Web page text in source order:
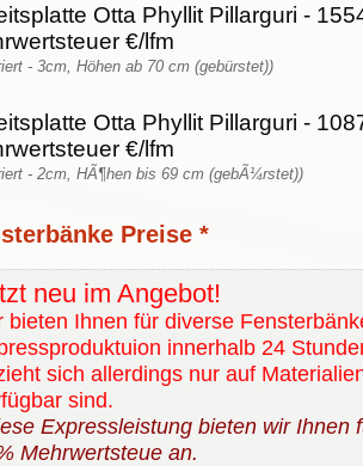
Otta Phyllit Pillarguri -
€/lfm
- 3cm, Höhen ab 70 cm (gebürstet))
Otta Phyllit Pillarguri -
€/lfm
- 2cm, HÃ¶hen bis 69 cm (gebÃ¼rstet))
Preise *
neu im Angebot!
bieten Ihnen für diverse
innerhalb 24
sich allerdings nur auf
sind.
Expressleistung bieten wir Ihnen
Mehrwertsteue an.